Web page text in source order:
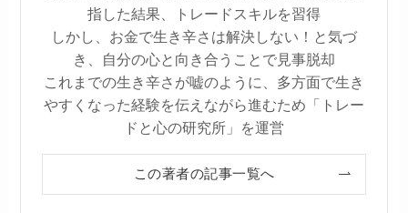
指した結果、トレードスキルを習得
しかし、お金で生き辛さは解決しない！と気づ
き、自分の心と向き合うことで見事脱却
これまでの生き辛さが嘘のように、多方面で生き
やすくなった経験を伝えながら進むため「トレー
ドと心の研究所」を運営
この著者の記事一覧へ